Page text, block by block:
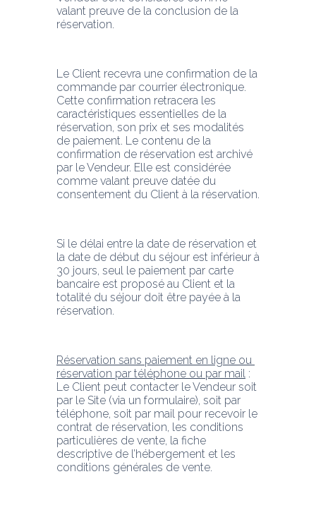
valant preuve de la conclusion de la
réservation.
Le Client recevra une confirmation de la
commande par courrier électronique.
Cette confirmation retracera les
caractéristiques essentielles de la
réservation, son prix et ses modalités
de paiement. Le contenu de la
confirmation de réservation est archivé
par le Vendeur. Elle est considérée
comme valant preuve datée du
consentement du Client à la réservation.
Si le délai entre la date de réservation et
la date de début du séjour est inférieur à
30 jours, seul le paiement par carte
bancaire est proposé au Client et la
totalité du séjour doit être payée à la
réservation.
Réservation sans paiement en ligne ou
réservation par téléphone ou par mail :
Le Client peut contacter le Vendeur soit
par le Site (via un formulaire), soit par
téléphone, soit par mail pour recevoir le
contrat de réservation, les conditions
particulières de vente, la fiche
descriptive de l’hébergement et les
conditions générales de vente.